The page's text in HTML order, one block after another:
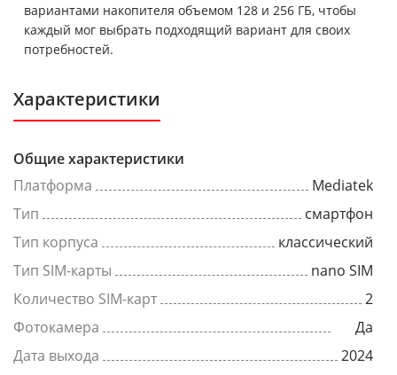
вариантами накопителя объемом 128 и 256 ГБ, чтобы
каждый мог выбрать подходящий вариант для своих
потребностей.
Характеристики
Общие характеристики
Платформа
Mediatek
Тип
смартфон
Тип корпуса
классический
Тип SIM-карты
nano SIM
Количество SIM-карт
2
Фотокамера
Да
Дата выхода
2024